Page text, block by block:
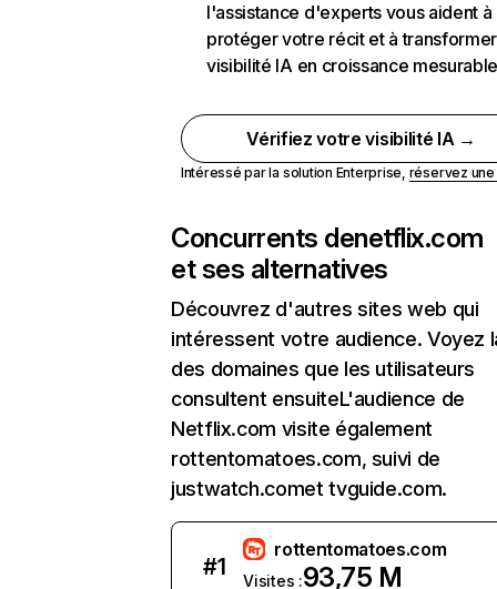
l'assistance d'experts vous aident à
protéger votre récit et à
visibilité IA en croissance
Vérifiez votre visibilité IA →
Intéressé par la solution Enterprise, réservez
Concurrents denetflix.com
et ses alternatives
Découvrez d'autres sites web qui
intéressent votre audience. Voyez
des domaines que les utilisateurs
consultent ensuiteL'audience de
Netflix.com visite également
rottentomatoes.com, suivi de
justwatch.comet tvguide.com.
#1
rottentomatoes.com
Visites :93,75 M